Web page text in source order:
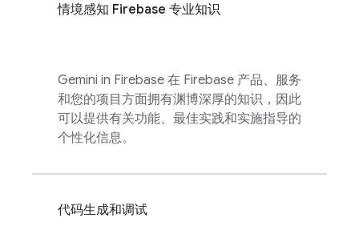
情境感知 Firebase 专业知识
Gemini in Firebase 在 Firebase 产品、服务
和您的项目方面拥有渊博深厚的知识，因此
可以提供有关功能、最佳实践和实施指导的
个性化信息。
代码生成和调试